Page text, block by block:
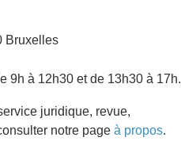
Bruxelles
9h à 12h30 et de 13h30 à 17h.
juridique, revue,
notre page à propos.